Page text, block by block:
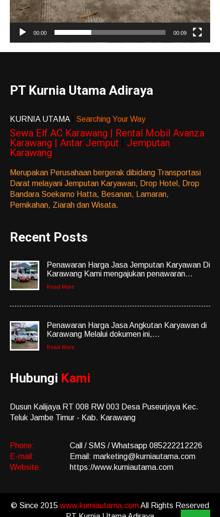
00:00 00:09
PT Kurnia Utama Adiraya
KURNIA UTAMA Searching Your Way
Sewa Elf AC Karawang | Rental Mobil Avanza
Karawang | Antar Jemput
Jemputan
Karawang
Merupakan Perusahaan bergerak dibidang Transportasi
Darat melayani Jemputan Karyawan, Drop Hotel, Drop
Bandara Soekarno Hatta, Besanan, Lamaran,
Pernikahan, Ziarah dan Wisata.
Recent Posts
Penawaran Harga Jasa Jemputan Karyawan Di
Karawang Kami mengajukan penawaran...
Read More
Penawaran Harga Jasa Angkutan Karyawan di
Karawang Melalui dokumen ini,...
Read More
Hubungi Kami
Dusun Kalijaya RT 008 RW 003 Desa Puseurjaya Kec.
Teluk Jambe Timur - Kab. Karawang
Phone:
Call / SMS / Whatsapp 085222212226
E-mail:
Email: marketing@kurniautama.com
Website:
https://www.kurniautama.com
© Since 2015 www.kurniautama.comAll Rights Reserved